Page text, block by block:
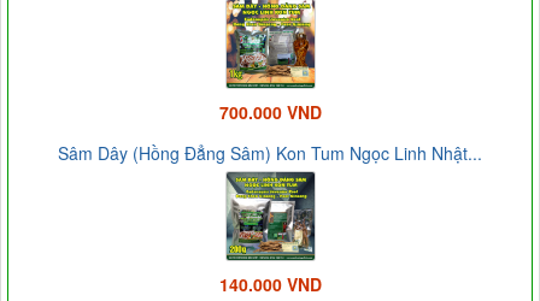
700.000 VND
Sâm Dây (Hồng Đẳng Sâm) Kon Tum Ngọc Linh Nhật...
140.000 VND